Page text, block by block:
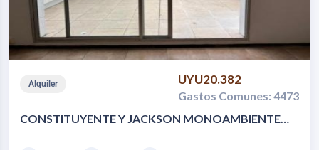
Alquiler UYU20.382
Gastos Comunes: 4473
CONSTITUYENTE Y JACKSON MONOAMBIENTE